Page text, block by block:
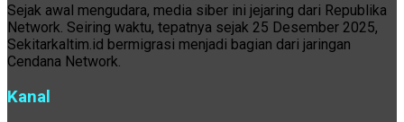
Sejak awal mengudara, media siber ini jejaring dari Republika
Network. Seiring waktu, tepatnya sejak 25 Desember 2025,
Sekitarkaltim.id bermigrasi menjadi bagian dari jaringan
Cendana Network.
Kanal